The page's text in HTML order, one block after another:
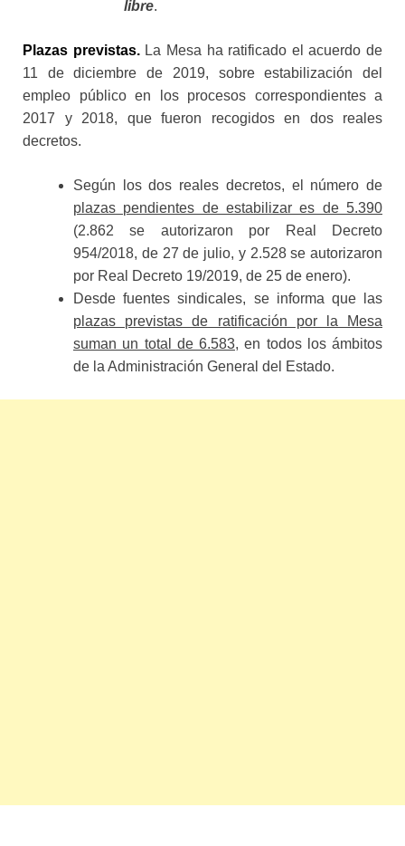
libre.
Plazas previstas. La Mesa ha ratificado el acuerdo de
11 de diciembre de 2019, sobre estabilización del
empleo público en los procesos correspondientes a
2017 y 2018, que fueron recogidos en dos reales
decretos.
Según los dos reales decretos, el número de
plazas pendientes de estabilizar es de 5.390
(2.862 se autorizaron por Real Decreto
954/2018, de 27 de julio, y 2.528 se autorizaron
por Real Decreto 19/2019, de 25 de enero).
Desde fuentes sindicales, se informa que las
plazas previstas de ratificación por la Mesa
suman un total de 6.583, en todos los ámbitos
de la Administración General del Estado.